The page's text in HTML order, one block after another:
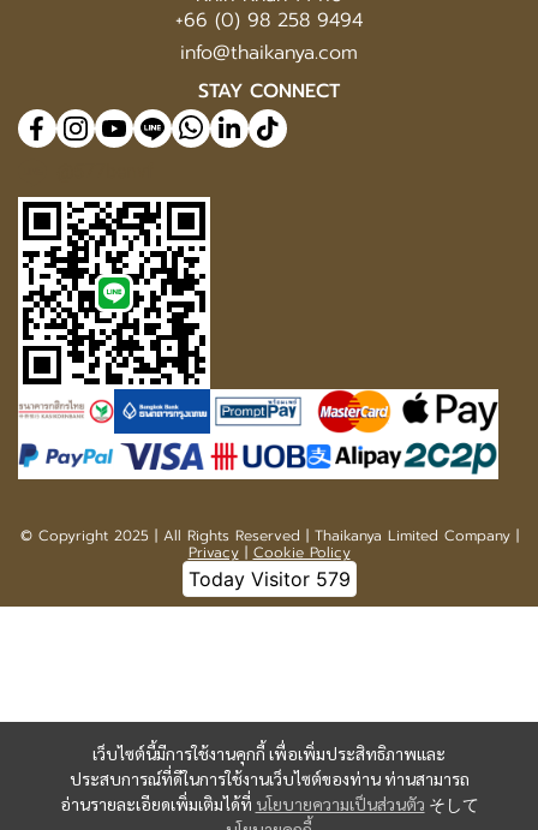
เว็บไซต์นี้มีการใช้งานคุกกี้ เพื่อเพิ่มประสิทธิภาพและ
ประสบการณ์ที่ดีในการใช้งานเว็บไซต์ของท่าน ท่านสามารถ
อ่านรายละเอียดเพิ่มเติมได้ที่ นโยบายความเป็นส่วนตัว そして
© Copyright 2025 | All Rights Reserved | Thaikanya Limited Company |
Privacy
Today Visitor